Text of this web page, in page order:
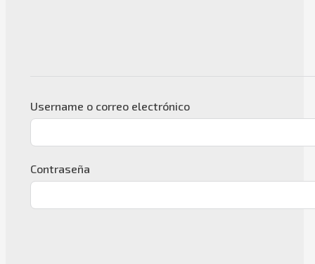
Username o correo electrónico
Contraseña